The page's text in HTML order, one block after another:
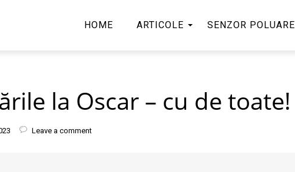
HOME ARTICOLE SENZOR POLUARE
la Oscar – cu de toate!
Leave a comment